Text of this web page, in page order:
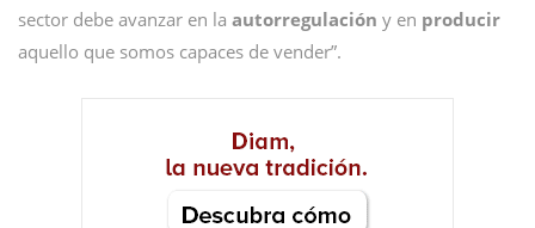
sector debe avanzar en la autorregulación y en producir
aquello que somos capaces de vender”.